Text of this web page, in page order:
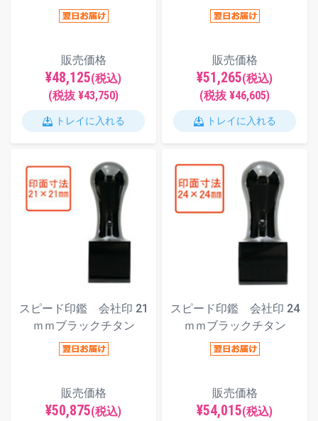
販売価格
¥48,125(税込)
(税抜 ¥43,750)
トレイに入れる
販売価格
¥51,265(税込)
(税抜 ¥46,605)
トレイに入れる
スピード印鑑 会社印 21
ｍｍブラックチタン
販売価格
¥50,875(税込)
スピード印鑑 会社印 24
ｍｍブラックチタン
販売価格
¥54,015(税込)